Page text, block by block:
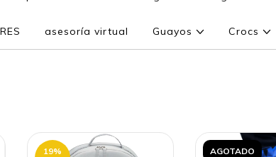
asesoría virtual Guayos Crocs
19%
AGOTADO